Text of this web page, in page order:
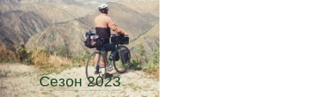
Сезон 2023